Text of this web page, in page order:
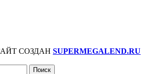
СОЗДАН SUPERMEGALEND.RU
Поиск